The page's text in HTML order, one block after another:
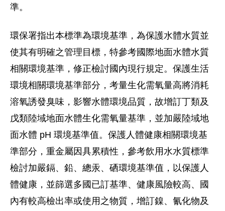
準。
環保署指出本標準為環境基準，為保護水體水質並
使其有明確之管理目標，特參考國際地面水體水質
相關環境基準，修正檢討國內現行規定。保護生活
環境相關環境基準部分，考量生化需氧量高將消耗
溶氧誘發臭味，影響水體環境品質，故增訂丁類及
戊類陸域地面水體生化需氧量基準，並加嚴陸域地
面水體 pH 環境基準值。保護人體健康相關環境基
準部分，重金屬因具累積性，參考飲用水水質標準
檢討加嚴鎘、鉛、總汞、硒環境基準值，以保護人
體健康，並篩選多國已訂基準、健康風險較高、國
內有較高檢出率或使用之物質，增訂鎳、氰化物及